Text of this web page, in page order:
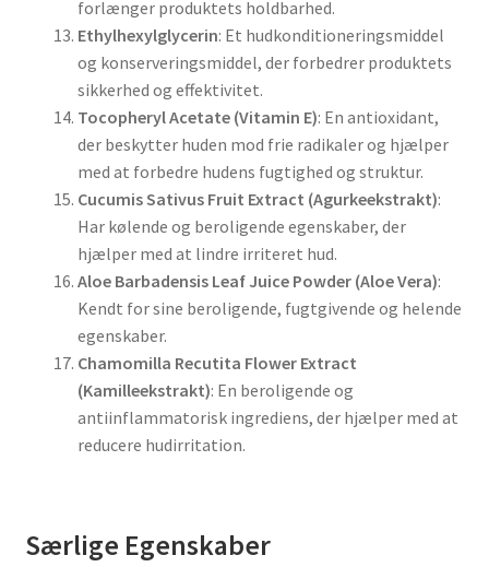
forlænger produktets holdbarhed.
Ethylhexylglycerin: Et hudkonditioneringsmiddel
og konserveringsmiddel, der forbedrer produktets
sikkerhed og effektivitet.
Tocopheryl Acetate (Vitamin E): En antioxidant,
der beskytter huden mod frie radikaler og hjælper
med at forbedre hudens fugtighed og struktur.
Cucumis Sativus Fruit Extract (Agurkeekstrakt):
Har kølende og beroligende egenskaber, der
hjælper med at lindre irriteret hud.
Aloe Barbadensis Leaf Juice Powder (Aloe Vera):
Kendt for sine beroligende, fugtgivende og helende
egenskaber.
Chamomilla Recutita Flower Extract
(Kamilleekstrakt): En beroligende og
antiinflammatorisk ingrediens, der hjælper med at
reducere hudirritation.
Særlige Egenskaber